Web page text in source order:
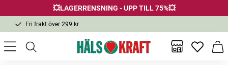
💥LAGERRENSNING - UPP TILL 75%💥
Fri frakt över 299 kr
1-3 dagars leverans
Samma pris i butik & online
Fri frakt över 299 kr
Inga